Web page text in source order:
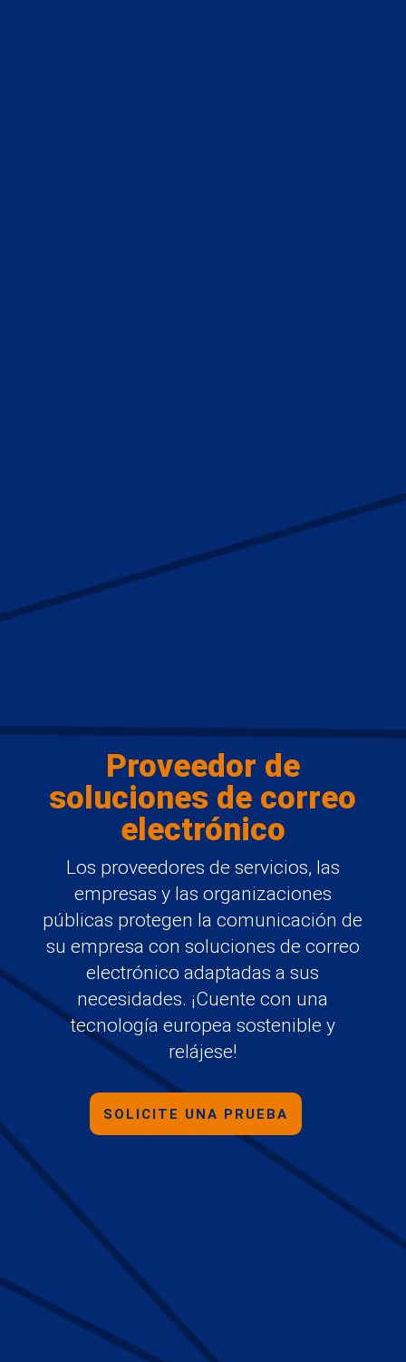
Proveedor de
soluciones de correo
electrónico
Los proveedores de servicios, las
empresas y las organizaciones
públicas protegen la comunicación de
su empresa con soluciones de correo
electrónico adaptadas a sus
necesidades. ¡Cuente con una
tecnología europea sostenible y
relájese!
SOLICITE UNA PRUEBA